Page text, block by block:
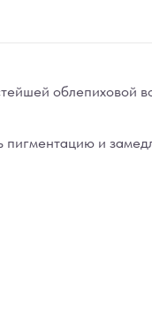
облепиховой
и